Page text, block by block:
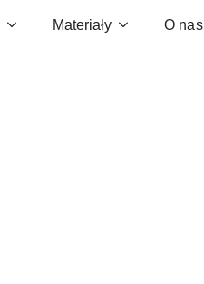
Materiały O nas